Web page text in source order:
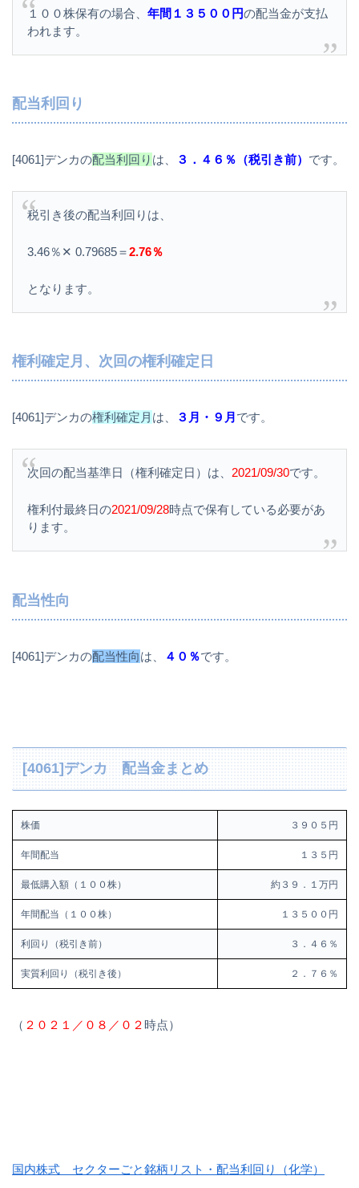
１００株保有の場合、 年間１３５００円の配当金が支払
われます。
配当利回り
[4061]デンカの配当利回り は、 ３．４６％（税引き前） です。
税引き後の配当利回りは、
3.46％✕ 0.79685＝2.76％
となります。
権利確定月、次回の権利確定日
[4061]デンカの権利確定月 は、 ３月・９月 です。
次回の配当基準日（権利確定日）は、 2021/09/30です。
権利付最終日の2021/09/28時点で保有している必要があ
ります。
配当性向
[4061]デンカの配当性向は、 ４０％です。
[4061]デンカ 配当金まとめ
株価 ３９０５円
年間配当 １３５円
最低購入額（１００株） 約３９．１万円
年間配当（１００株） １３５００円
利回り（税引き前） ３．４６％
実質利回り（税引き後） ２．７６％
（ ２０２１／０８／０２時点）
国内株式 セクターごと銘柄リスト・配当利回り（化学）